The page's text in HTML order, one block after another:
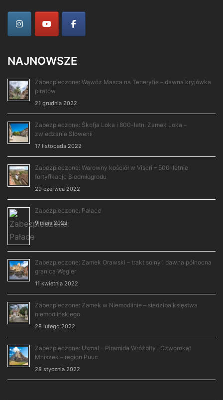
NAJNOWSZE
Zabezpieczone: Wąwóz Masca na Teneryfie – dawna kryjówka
piratów
21 grudnia 2022
Zabezpieczone: Škofja Loka i 800-letni Zamek Loka –
zwiedzanie Słowenii
17 listopada 2022
Zabezpieczone: Warowny kościół w Viscri – 500-letnie
fortyfikacje Siedmiogrodu
29 czerwca 2022
Zabezpieczone: Pałace
9 maja 2022
Zabezpieczone: Zamek Orawski – trakt solny i dawna północna
granica Węgier
11 kwietnia 2022
Zabezpieczone: Zamek w Niemodlinie – siedziba księstwa
niemodlińskiego
28 lutego 2022
Zabezpieczone: Uxmal – Piramida Wróżbity i Czworokąt
Mniszek – region Puuc
28 stycznia 2022